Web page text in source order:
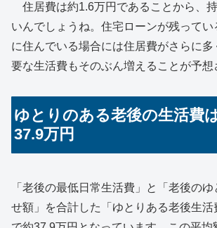
住居費は約1.6万円であることから、
いんでしょうね。住宅ローンが残って
に住んでいる場合には住居費がさらに
要な生活費もそのぶん増えることが予想
ゆとりのある老後の生活費
37.9万円
「老後の最低日常生活費」と「老後の
せ額」を合計した「ゆとりある老後生活